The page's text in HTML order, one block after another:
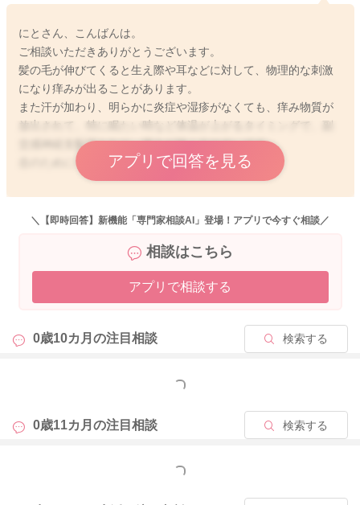
にとさん、こんばんは。
ご相談いただきありがとうございます。
髪の毛が伸びてくると生え際や耳などに対して、物理的な刺激
になり痒みが出ることがあります。
また汗が加わり、明らかに炎症や湿疹がなくても、痒み物質が
放出されて、特に眠たい時など体温が上がるタイミングで、副
交感神経支配下となり、痒みが強く出やすいです。
念のために一度、かかり付けでご相談くださいね。
アプリで回答を見る
＼【即時回答】新機能「専門家相談AI」登場！アプリで今すぐ相談／
相談はこちら
アプリで相談する
0歳10カ月の注目相談 検索する
もっと見る
0歳11カ月の注目相談 検索する
もっと見る